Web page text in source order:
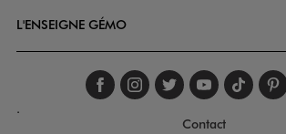
L'ENSEIGNE GÉMO
Suivez-nous
Suivez-
Suivez-
.
Contact